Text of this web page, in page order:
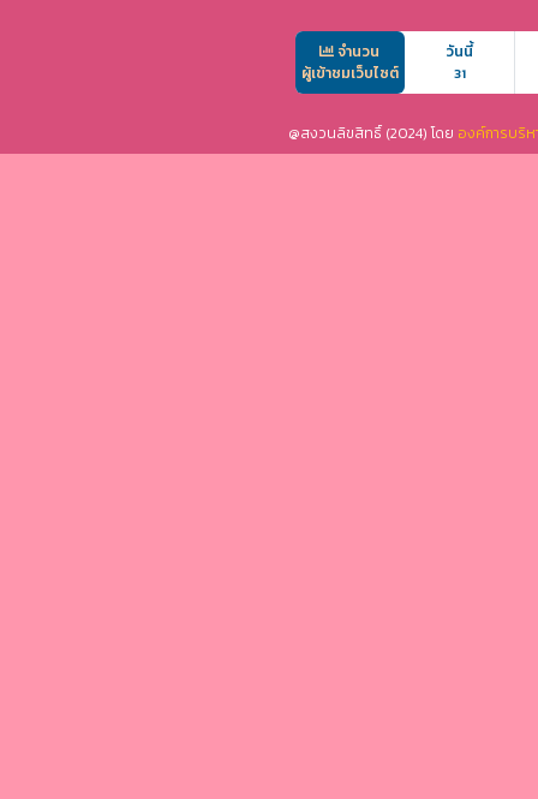
จำนวน
ผู้เข้าชมเว็บไซต์
วันนี้
31
@สงวนลิขสิทธิ์ (2024) โดย องค์การบริ